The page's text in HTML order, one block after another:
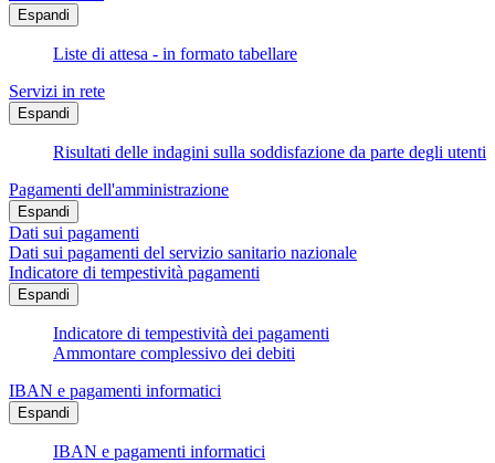
Espandi
Liste di attesa - in formato tabellare
Servizi in rete
Espandi
Risultati delle indagini sulla soddisfazione da parte degli utenti
Pagamenti dell'amministrazione
Espandi
Dati sui pagamenti
Dati sui pagamenti del servizio sanitario nazionale
Indicatore di tempestività pagamenti
Espandi
Indicatore di tempestività dei pagamenti
Ammontare complessivo dei debiti
IBAN e pagamenti informatici
Espandi
IBAN e pagamenti informatici